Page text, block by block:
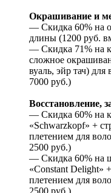
Окрашивание и
— Скидка 60% на
длины (1200 руб.
— Скидка 71% на
сложное
вуаль, эйр тач)
7000 руб.)
Восстановление,
— Скидка 60% на
«Schwarzkopf» +
плетением для
2500 руб.)
— Скидка 60% на
«Constant Delight»
плетением для
2500 руб.)